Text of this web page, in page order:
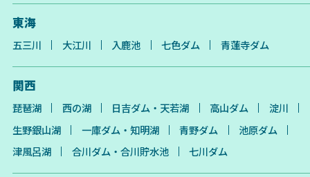
東海
五三川 大江川 入鹿池 七色ダム 青蓮寺ダム
関西
琵琶湖 西の湖 日吉ダム・天若湖 高山ダム
淀川
生野銀山湖
一庫ダム・知明湖 青野ダム
池原ダム
津風呂湖
合川ダム・合川貯水池 七川ダム